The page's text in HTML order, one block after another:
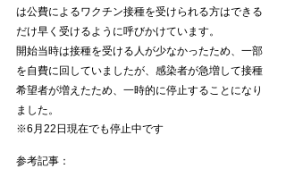
は公費によるワクチン接種を受けられる方はできる
だけ早く受けるように呼びかけています。
開始当時は接種を受ける人が少なかったため、一部
を自費に回していましたが、感染者が急増して接種
希望者が増えたため、一時的に停止することになり
ました。
※6月22日現在でも停止中です
参考記事：